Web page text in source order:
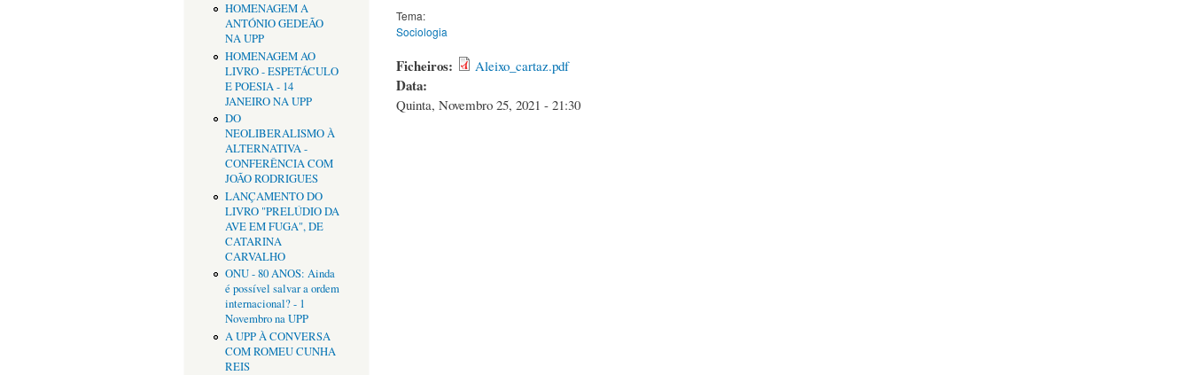
HOMENAGEM A
ANTÓNIO GEDEÃO
NA UPP
HOMENAGEM AO
LIVRO - ESPETÁCULO
E POESIA - 14
JANEIRO NA UPP
DO
NEOLIBERALISMO À
ALTERNATIVA -
CONFERÊNCIA COM
JOÃO RODRIGUES
LANÇAMENTO DO
LIVRO "PRELÚDIO DA
AVE EM FUGA", DE
CATARINA
CARVALHO
ONU - 80 ANOS: Ainda
é possível salvar a ordem
internacional? - 1
Novembro na UPP
A UPP À CONVERSA
COM ROMEU CUNHA
REIS
Tema:
Sociologia
Ficheiros: Aleixo_cartaz.pdf
Data:
Quinta, Novembro 25, 2021 - 21:30